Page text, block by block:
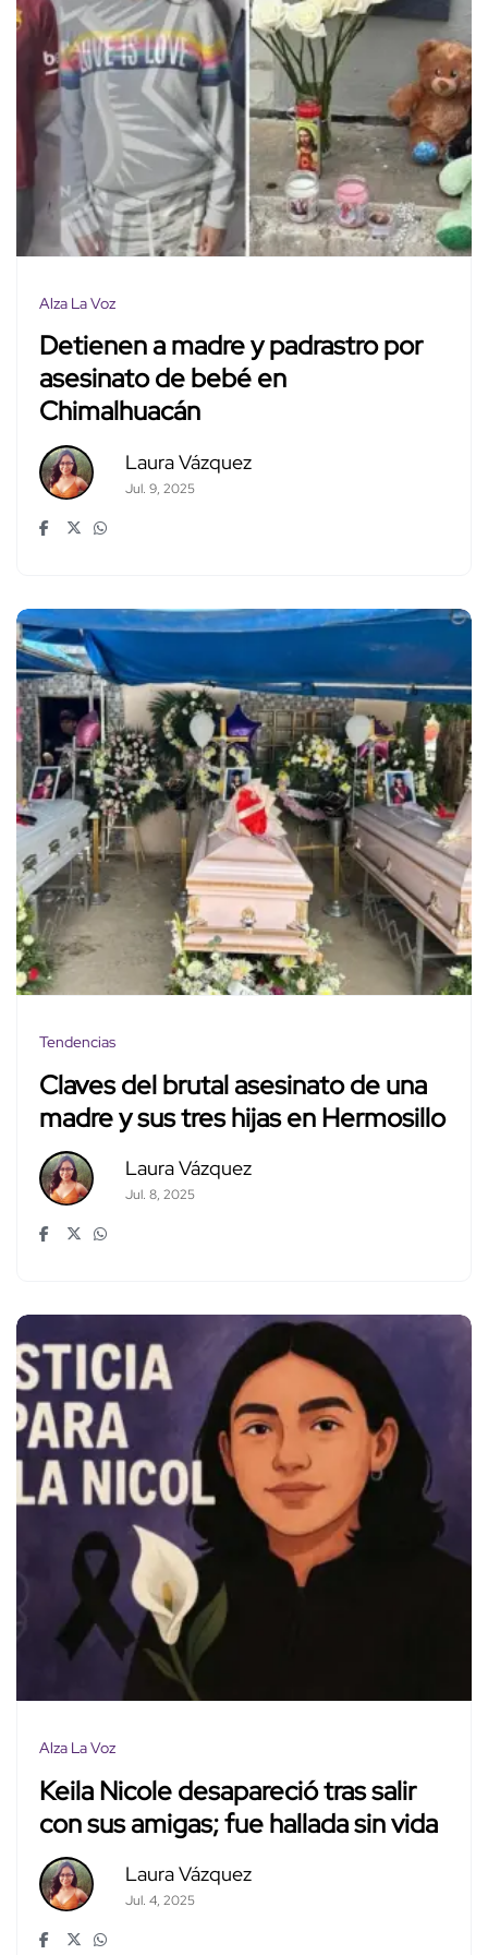
Alza La Voz
Detienen a madre y padrastro por
asesinato de bebé en
Chimalhuacán
Laura Vázquez
Jul. 9, 2025
Tendencias
Claves del brutal asesinato de una
madre y sus tres hijas en Hermosillo
Laura Vázquez
Jul. 8, 2025
Alza La Voz
Keila Nicole desapareció tras salir
con sus amigas; fue hallada sin vida
Laura Vázquez
Jul. 4, 2025